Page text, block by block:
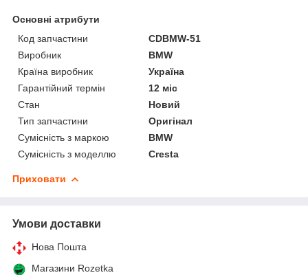
Основні атрибути
Код запчастини
CDBMW-51
Виробник
BMW
Країна виробник
Україна
Гарантійний термін
12 міс
Стан
Новий
Тип запчастини
Оригінал
Сумісність з маркою
BMW
Сумісність з моделлю
Cresta
Приховати
Умови доставки
Нова Пошта
Магазини Rozetka